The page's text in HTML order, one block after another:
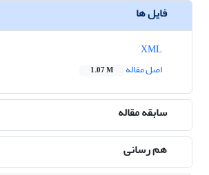
فایل ها
اصل مقاله
1.07 M
سابقه مقاله
هم رسانی